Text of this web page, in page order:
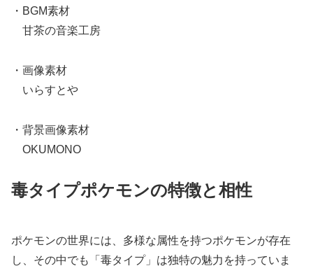
・BGM素材
甘茶の音楽工房
・画像素材
いらすとや
・背景画像素材
OKUMONO
毒タイプポケモンの特徴と相性
ポケモンの世界には、多様な属性を持つポケモンが存在
し、その中でも「毒タイプ」は独特の魅力を持っていま